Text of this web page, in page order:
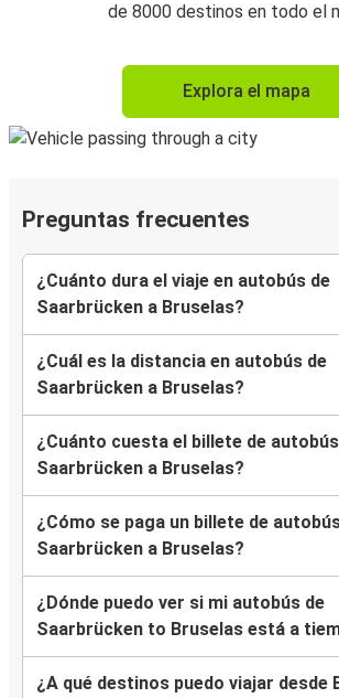
de 8000 destinos en todo el
Explora el mapa
Preguntas frecuentes
¿Cuánto dura el viaje en autobús de
Saarbrücken a Bruselas?
¿Cuál es la distancia en autobús de
Saarbrücken a Bruselas?
¿Cuánto cuesta el billete de
Saarbrücken a Bruselas?
¿Cómo se paga un billete de
Saarbrücken a Bruselas?
¿Dónde puedo ver si mi autobús de
Saarbrücken to Bruselas está a
¿A qué destinos puedo viajar desde